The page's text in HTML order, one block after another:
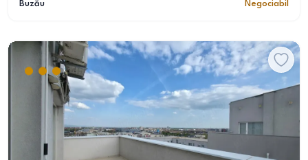
Buzău
Negociabil